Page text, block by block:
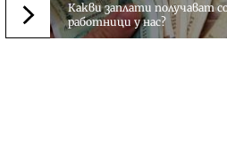
Следваща новина
Какви заплати получават
работници у нас?